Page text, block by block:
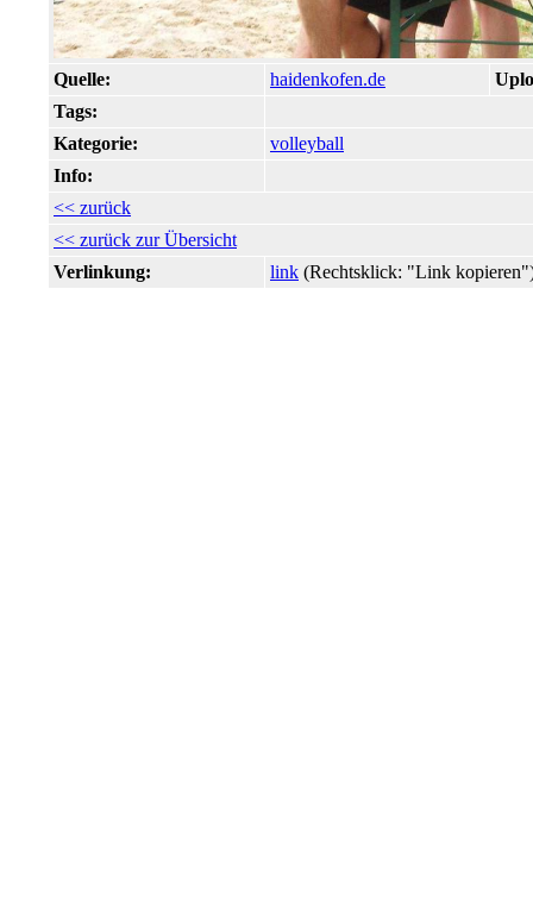
Quelle: haidenkofen.de
Tags:
Kategorie:
volleyball
Info:
<< zurück
<< zurück zur Übersicht
Verlinkung:
link (Rechtsklick: "Link